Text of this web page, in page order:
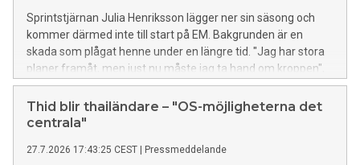
Sprintstjärnan Julia Henriksson lägger ner sin säsong och
kommer därmed inte till start på EM. Bakgrunden är en
skada som plågat henne under en längre tid. "Jag har stora
planer framåt, men just nu måste jag ta hand om kroppen",
säger Julia.
Thid blir thailändare – "OS-möjligheterna det
centrala"
27.7.2026 17:43:25 CEST | Pressmeddelande